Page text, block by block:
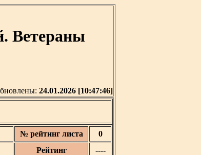
Ветераны
24.01.2026 [10:47:46]
№ рейтинг листа
0
Рейтинг
----